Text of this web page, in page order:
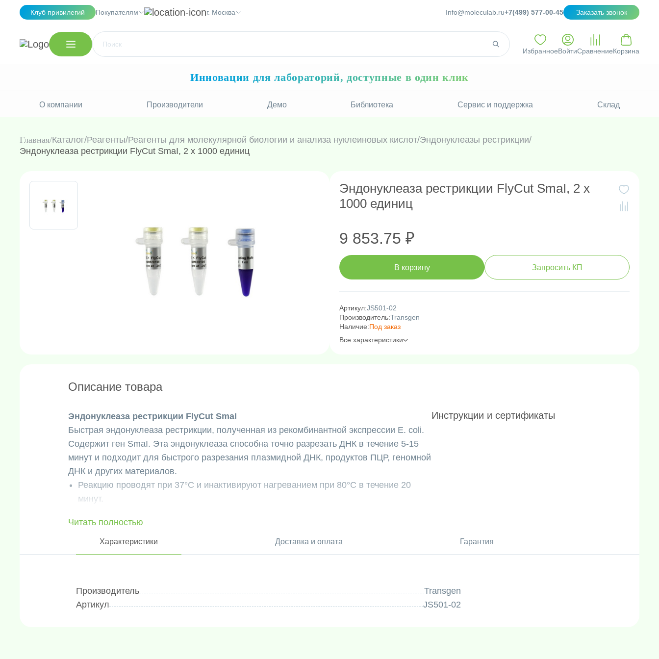
Клуб привилегий Покупателям г. Москва Info@moleculab.ru+7(499) 577-00-45 Заказать звонок
ИзбранноеВойтиСравнениеКорзина
Инновации для лабораторий, доступные в один клик
О компании Производители Демо Библиотека Сервис и поддержка Склад
Главная Каталог/Реагенты/Реагенты для молекулярной биологии и анализа нуклеиновых кислот/Эндонуклеазы рестрикции/
Эндонуклеаза рестрикции FlyCut SmaI, 2 х 1000 единиц
Эндонуклеаза рестрикции FlyCut SmaI, 2 х
1000 единиц
9 853.75 ₽
В корзину Запросить КП
Артикул:JS501-02
Производитель:Transgen
Наличие:Под заказ
Все характеристики
Описание товара
Эндонуклеаза рестрикции FlyCut SmaI
Быстрая эндонуклеаза рестрикции, полученная из рекомбинантной экспрессии E. coli.
Содержит ген SmaI. Эта эндонуклеаза способна точно разрезать ДНК в течение 5-15
минут и подходит для быстрого разрезания плазмидной ДНК, продуктов ПЦР, геномной
ДНК и других материалов.
Реакцию проводят при 37°C и инактивируют нагреванием при 80°C в течение 20
минут.
млекопитающих.
Место узнавания для FlyCut SmaI: 5’...CCC↓GGG...3’ и 3’...GGG↑CCC...5’
Исходный раствор FlyCut SmaI имеет следующий состав: эндонуклеазу рестрикции
Срок годности составляет 2 года.
Фасовка:2 х 1000 единиц
Читать полностью
Инструкции и сертификаты
Характеристики Доставка и оплата Гарантия
Производитель
Transgen
Артикул
JS501-02